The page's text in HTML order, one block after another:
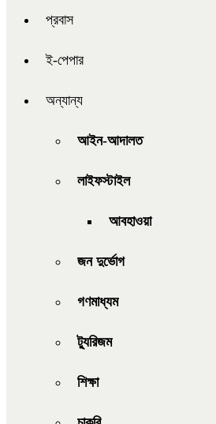
প্রবাস
ই-পেপার
অন্যান্য
আইন-আদালত
লাইফস্টাইল
আবহাওয়া
জন দুর্ভোগ
গণমাধ্যম
ট্যুরিজম
শিক্ষা